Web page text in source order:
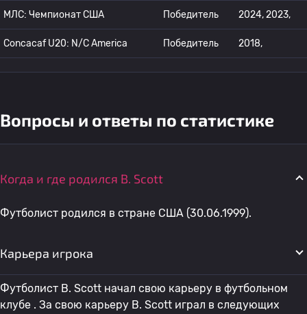
МЛС: Чемпионат США Победитель 2024, 2023,
Concacaf U20: N/C America Победитель 2018,
Вопросы и ответы по статистике
Когда и где родился B. Scott
Футболист родился в стране США (30.06.1999).
Карьера игрока
Футболист B. Scott начал свою карьеру в футбольном
клубе . За свою карьеру B. Scott играл в следующих